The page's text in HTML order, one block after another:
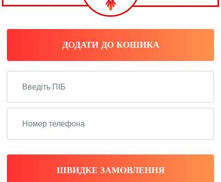
ДОДАТИ ДО КОШИКА
ШВИДКЕ ЗАМОВЛЕННЯ